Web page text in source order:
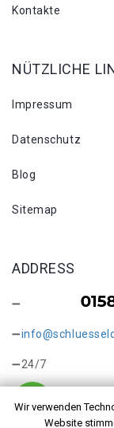
Wir verwenden
Website
Kontakte
NÜTZLICHE
Impressum
Datenschutz
Blog
Sitemap
ADDRESS
24/7